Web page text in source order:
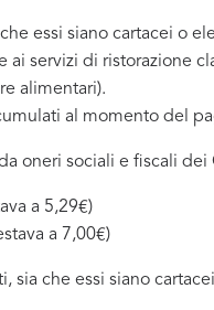
essi siano cartacei o
servizi di ristorazione
alimentari).
al momento del
oneri sociali e fiscali
a 5,29€)
a 7,00€)
che essi siano